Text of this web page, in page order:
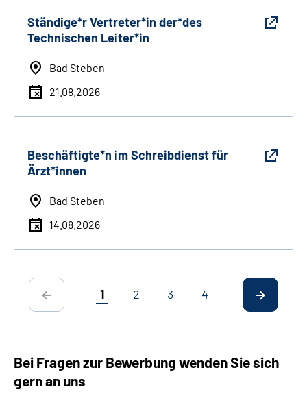
Ständige*r Vertreter*in der*des
Technischen Leiter*in
Bad Steben
21.08.2026
Beschäftigte*n im Schreibdienst für
Ärzt*innen
Bad Steben
14.08.2026
1 2 3 4
Bei Fragen zur Bewerbung wenden Sie sich
gern an uns